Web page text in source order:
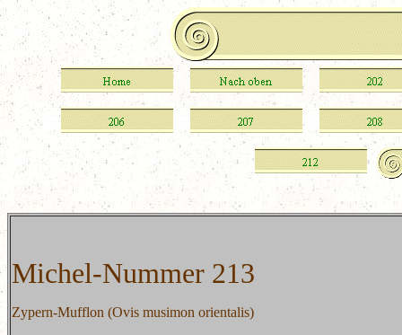
Michel-Nummer 213
Zypern-Mufflon (Ovis musimon orientalis)